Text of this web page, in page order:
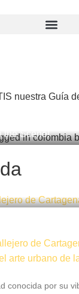
nuestra Guía
SAFE IN
in
the Scene!
de
arte urbano de
conocida por su